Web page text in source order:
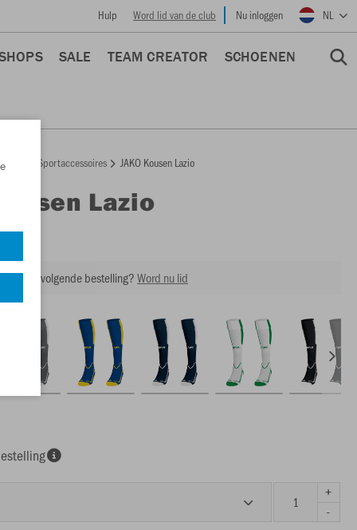
Hulp Word lid van de club Nu inloggen NL
SALE TEAM CREATOR SCHOENEN
Sportaccessoires JAKO Kousen Lazio
Lazio
op je volgende bestelling?Word nu lid
+
-